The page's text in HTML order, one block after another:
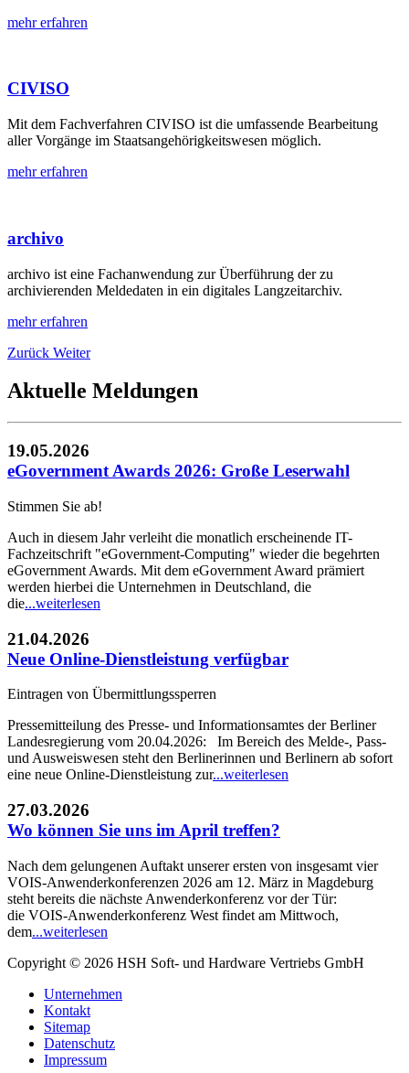
mehr erfahren
CIVISO
Mit dem Fachverfahren CIVISO ist die umfassende Bearbeitung
aller Vorgänge im Staatsangehörigkeitswesen möglich.
mehr erfahren
archivo
archivo ist eine Fachanwendung zur Überführung der zu
archivierenden Meldedaten in ein digitales Langzeitarchiv.
mehr erfahren
Zurück Weiter
Aktuelle Meldungen
19.05.2026
eGovernment Awards 2026: Große Leserwahl
Stimmen Sie ab!
Auch in diesem Jahr verleiht die monatlich erscheinende IT-
Fachzeitschrift "eGovernment-Computing" wieder die begehrten
eGovernment Awards. Mit dem eGovernment Award prämiert
werden hierbei die Unternehmen in Deutschland, die
die...weiterlesen
21.04.2026
Neue Online-Dienstleistung verfügbar
Eintragen von Übermittlungssperren
Pressemitteilung des Presse- und Informationsamtes der Berliner
Landesregierung vom 20.04.2026: Im Bereich des Melde-, Pass-
und Ausweiswesen steht den Berlinerinnen und Berlinern ab sofort
eine neue Online-Dienstleistung zur...weiterlesen
27.03.2026
Wo können Sie uns im April treffen?
Nach dem gelungenen Auftakt unserer ersten von insgesamt vier
VOIS-Anwenderkonferenzen 2026 am 12. März in Magdeburg
steht bereits die nächste Anwenderkonferenz vor der Tür:
die VOIS-Anwenderkonferenz West findet am Mittwoch,
dem...weiterlesen
Copyright © 2026 HSH Soft- und Hardware Vertriebs GmbH
Unternehmen
Kontakt
Sitemap
Datenschutz
Impressum